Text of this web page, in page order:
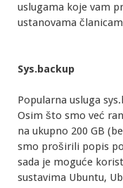
uslugama koje vam
ustanovama
Sys.backup
Popularna usluga
Osim što smo već
na ukupno 200 GB
smo proširili popis
sada je moguće
sustavima Ubuntu,